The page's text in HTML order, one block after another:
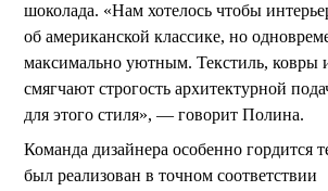
шоколада. «Нам хотелось чтобы
об американской классике, но
максимально уютным. Текстиль, ковры
смягчают строгость архитектурной
для этого стиля», — говорит Полина.
Команда дизайнера особенно гордится
был реализован в точном соответствии